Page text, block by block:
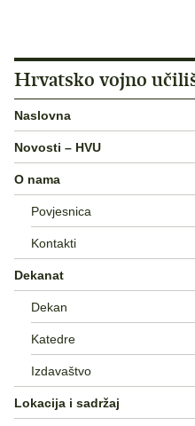
Hrvatsko vojno
Naslovna
Novosti – HVU
O nama
Povjesnica
Kontakti
Dekanat
Dekan
Katedre
Izdavaštvo
Lokacija i sadržaj